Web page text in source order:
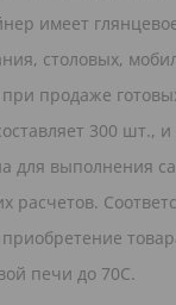
имеет
столовых,
при продаже
300 шт.,
для выполнения
расчетов.
печи до 70C.